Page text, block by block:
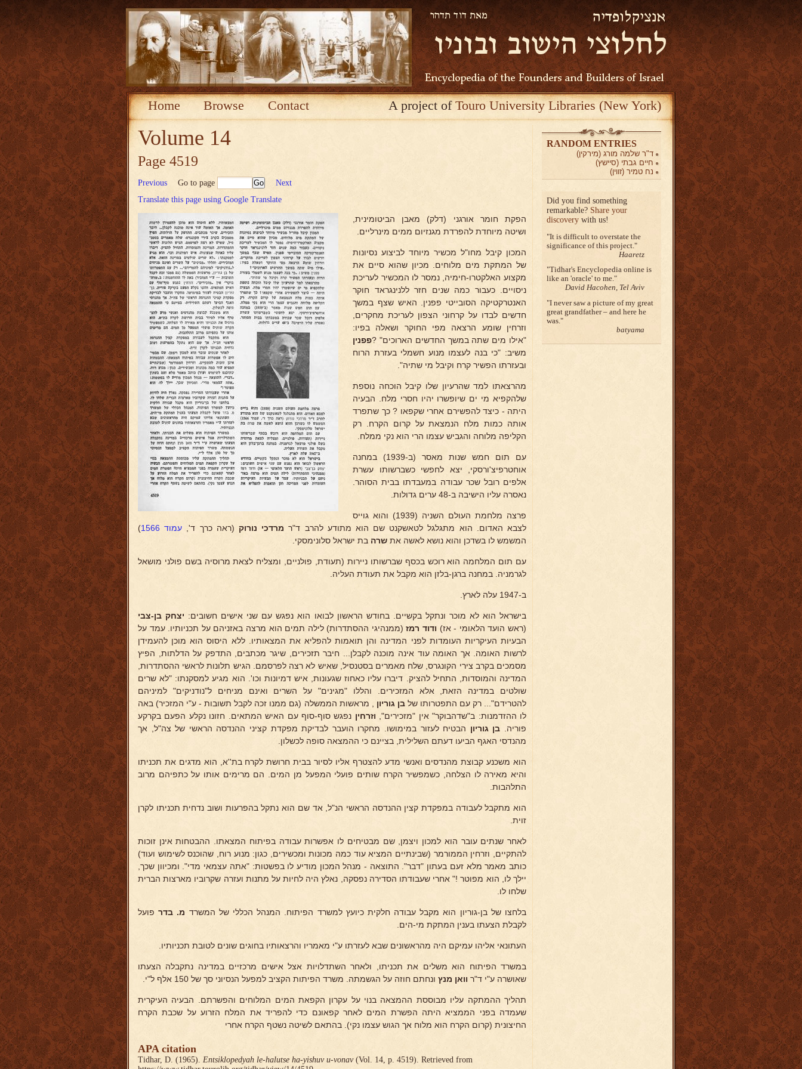
Home Browse Contact A project ofTouro University Libraries (New York)
Volume 14
Page 4519
Previous Go to page
Next
Translate this page using Google Translate
הפקת חומר אורגני (דלק) מאבן הביטומינית,
ושיטה מיוחדת להפרדת מגנזיום ממים מינרליים.
המכון קיבל מחו"ל מכשיר מיוחד לביצוע נסיונות
של המתקת מים מלוחים. מכיון שהוא סיים את
מקצוע האלקטרו-חימיה, נמסר לו המכשיר לעריכת
ניסויים. כעבור כמה שנים חזר ללנינגראד חוקר
האנטרקטיקה הסובייטי פפנין. האיש שצף במשך
חדשים לבדו על קרחוני הצפון לעריכת מחקרים,
וזרחין שומע הרצאה מפי החוקר ושאלה בפיו:
"אילו מים שתה במשך החדשים הארוכים" ?פפנין
משיב: "כי בנה לעצמו מנוע חשמלי בעזרת הרוח
ובעזרתו הפשיר קרח וקיבל מי שתיה".
מהרצאתו למד שהרעיון שלו קיבל הוכחה נוספת
שלהקפיא מי ים שיופשרו יהיו חסרי מלח. הבעיה
היתה - כיצד להפשירם אחרי שקפאו ? כך שתפרד
אותה כמות מלח הנמצאת על קרום הקרח. רק
הקליפה מלוחה והגביש עצמו הרי הוא נקי ממלח.
עם תום חמש שנות מאסר (ב-1939) במחנה
אוחטרפיצ'ורסקי, יצא לחפשי כשברשותו עשרת
אלפים רובל שכר עבודה במעבדתו בבית הסוהר.
נאסרה עליו הישיבה ב-48 ערים גדולות.
פרצה מלחמת העולם השניה (1939) והוא גוייס
לצבא האדום. הוא מתגלגל לטאשקנט שם הוא מתודע להרב ד"ר מרדכי נורוק (ראה כרך ד', עמוד 1566
)
המשמש לו בשדכן והוא נושא לאשה את שרה בת ישראל סלונימסקי.
עם תום המלחמה הוא רוכש בכסף שברשותו ניירות (תעודת, פולניים, ומצליח לצאת מרוסיה בשם פולני מושאל
לגרמניה. במחנה ברגן-בלזן הוא מקבל את תעודת העליה.
ב-1947 עלה לארץ.
בישראל הוא לא מוכר ונתקל בקשיים. בחודש הראשון לבואו הוא נפגש עם שני אישים חשובים: יצחק בן-צבי
(ראש הועד הלאומי - אז) ודוד רמז(ממנהיגי ההסתדרות) לילה תמים הוא מרצה באזניהם על תכניותיו. עמד על
הבעיות העיקריות העומדות לפני המדינה והן תואמות להפליא את המצאותיו. ללא היסוס הוא מוכן להעמידן
לרשות האומה. אך האומה עוד אינה מוכנה לקבלן... חיבר תזכירים, שיגר מכתבים, התדפק על הדלתות, הפיץ
מסמכים בקרב צירי הקונגרס, שלח מאמרים בסטנסיל, שאיש לא רצה לפרסמם. הגיש תלונות לראשי ההסתדרות,
המדינה והמוסדות, התחיל להציק. דיברו עליו כאחוז שגעונות, איש דמיונות וכו'. הוא מגיע למסקנתו: "לא שרים
שולטים במדינה הזאת, אלא המזכירים. והללו "מגינים" על השרים ואינם מניחים ל"נודניקים" למיניהם
להטרידם"... רק עם התפטרותו שלבן גוריון , מראשות הממשלה (גם ממנו זכה לקבל תשובות - ע"י המזכיר) באה
לו ההזדמנות: ב"שדהבוקר" אין "מזכירים",
וזרחין נפגש סוף-סוף עם האיש המתאים. חזונו נקלע הפעם בקרקע
פוריה.
בן גוריון הבטיח לעזור במימושו. מחקרו הועבר לבדיקת מפקדת קציני ההנדסה הראשי של צה"ל, אך
מהנדסי האגף הביעו דעתם השלילית, בציינם כי ההמצאה סופה לכשלון.
הוא משכנע קבוצת מהנדסים ואנשי מדע להצטרף אליו לסיור בבית חרושת לקרח בת''א, הוא מדגים את תכניתו
והיא מאירה לו הצלחה, כשמפשיר הקרח שותים פועלי המפעל מן המים. הם מרימים אותו על כתפיהם מרוב
התלהבות.
הוא מתקבל לעבודה במפקדת קצין ההנדסה הראשי הנ"ל, אד שם הוא נתקל בהפרעות ושוב נדחית תכניתו לקרן
זוית.
לאחר שנתים עובר הוא למכון ויצמן, שם מבטיחים לו אפשרות עבודה בפיתוח המצאתו. ההבטחות אינן זוכות
להתקיים, וזרחין הממורמר (שבינתיים המציא עוד כמה מכונות ומכשירים, כגון: מנוע רוח, שהוכנס לשימוש ועוד)
כותב מאמר מלא זעם בעתון "דבר". התוצאה - מנהל המכון מודיע לו בפשטות: "אתה עצמאי מדי". ומכיוון שכך,
יילך לו, הוא מפוטר !" אחרי שעבודתו הסדירה נפסקה, נאלץ היה לחיות על מתנות ועזרה שקרוביו מארצות הברית
שלחו לו.
בלחצו של בן-גוריון הוא מקבל עבודה חלקית כיועץ למשרד הפיתוח. המנהל הכללי של המשרד מ. בדרפועל
לקבלת הצעתו בענין המתקת מי-הים.
העתונאי אליהו עמיקם היה מהראשונים שבא לעזרתו ע"י מאמריו והרצאותיו בחוגים שונים לטובת תכניותיו.
במשרד הפיתוח הוא משלים את תכניתו, ולאחר השתדלויות אצל אישים מרכזיים במדינה נתקבלה הצעתו
שאושרה ע"י ד"ר וואן מנץ ונחתם חוזה על הגשמתה. משרד הפיתות הקציב למפעל הנסיוני סך של 150 אלף ל"י.
תהליך ההמתקה עליו מבוססת ההמצאה בנוי על עקרון הקפאת המים המלוחים והפשרתם. הבעיה העיקרית
שעמדה בפני הממציא היתה הפשרת המים לאחר קפאונם כדי להפריד את המלח הזרוע על שכבת הקרח
החיצונית (קרום הקרח הוא מלוח אך הגוש עצמו נקי). בהתאם לשיטה נשטף הקרח אחרי
APA citation
Tidhar, D. (1965). Entsiklopedyah le-halutse ha-yishuv u-vonav(Vol. 14, p. 4519). Retrieved from
RANDOM ENTRIES
ד"ר שלמה מורג (מירקין)
חיים גבתי (סיישץ)
נח טמיר (זווין)
Did you find something
remarkable? Share your
discovery with us!
It is difficult to overstate the
significance of this project.
Haaretz
Tidhar's Encyclopedia online is
like an 'oracle' to me.
David Hacohen, Tel Aviv
I never saw a picture of my great
great grandfather – and here he
was.
batyama